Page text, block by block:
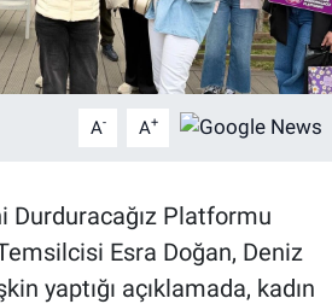
A- A+
Durduracağız Platformu
Esra Doğan, Deniz
yaptığı açıklamada, kadın